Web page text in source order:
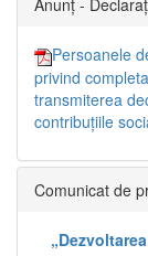
Anunț -
Persoanele
privind
transmiterea
contribuțiile
Comunicat de